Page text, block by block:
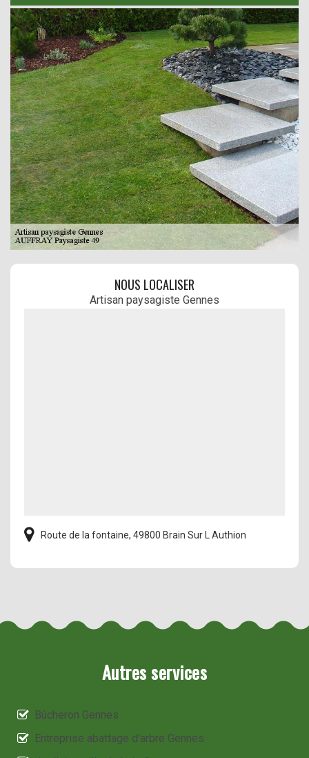
NOUS LOCALISER
Artisan paysagiste Gennes
Route de la fontaine, 49800 Brain Sur L Authion
Autres services
Bûcheron Gennes
Entreprise abattage d'arbre Gennes